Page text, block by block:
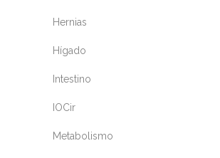
Hernias
Hígado
Intestino
IOCir
Metabolismo